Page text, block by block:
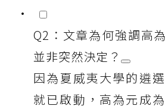
Q2：文章為何強調高
並非突然決定？
因為夏威夷大學的遴
就已啟動，高為元成